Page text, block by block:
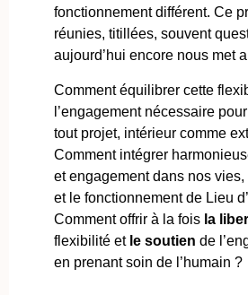
fonctionnement différent. Ce
réunies, titillées, souvent
aujourd’hui encore nous met
Comment équilibrer cette
l’engagement nécessaire
tout projet, intérieur comme
Comment intégrer
et engagement dans nos
et le fonctionnement de Lieu
Comment offrir à la fois la
flexibilité et le soutien de
en prenant soin de l’humain ?